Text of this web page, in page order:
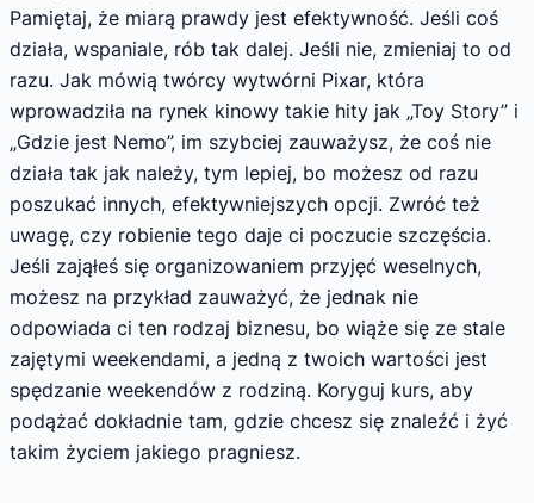
Pamiętaj, że miarą prawdy jest efektywność. Jeśli coś
działa, wspaniale, rób tak dalej. Jeśli nie, zmieniaj to od
razu. Jak mówią twórcy wytwórni Pixar, która
wprowadziła na rynek kinowy takie hity jak „Toy Story” i
„Gdzie jest Nemo”, im szybciej zauważysz, że coś nie
działa tak jak należy, tym lepiej, bo możesz od razu
poszukać innych, efektywniejszych opcji. Zwróć też
uwagę, czy robienie tego daje ci poczucie szczęścia.
Jeśli zająłeś się organizowaniem przyjęć weselnych,
możesz na przykład zauważyć, że jednak nie
odpowiada ci ten rodzaj biznesu, bo wiąże się ze stale
zajętymi weekendami, a jedną z twoich wartości jest
spędzanie weekendów z rodziną. Koryguj kurs, aby
podążać dokładnie tam, gdzie chcesz się znaleźć i żyć
takim życiem jakiego pragniesz.